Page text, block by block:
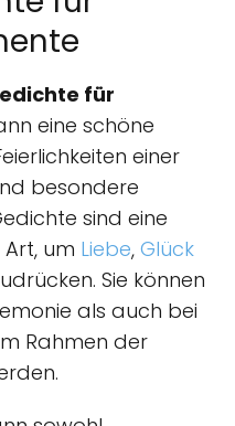
für
eine schöne
einer
besondere
sind eine
um Liebe, Glück
Sie können
als auch bei
Rahmen der